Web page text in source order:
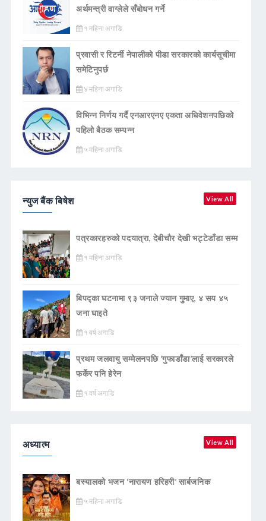
अर्थमन्त्री वाग्लेले सँबोधन गर्ने
१ महिना अगाडि
प्रवासी र रिटर्नी नेपालीको पीडा सरकारको कार्यसूचीमा
समेटिनुपर्छ
४ महिना अगाडि
विभिन्न निर्णय गर्दै एनआरएनए एकता अधिवेशनपछिको
पहिलो बैठक सम्पन्न
५ महिना अगाडि
न्युज बैंक बिषेश View All
पत्रकारहरुको पदयात्रा, देबीचौर देखी भट्टेडाँडा सम्म
१ महिना अगाडि
बिपद्का घटनामा ९३ जनाले ज्यान गुमाए, ४ सय ४५
जना घाइते
१ वर्ष अगाडि
प्रथम जलवायु सम्मेलनपछि ‘गुफाडाँडा’लाई सरकारले
फर्केर पनि हेरेन
१ वर्ष अगाडि
अध्यात्म View All
बस्यालको भजन ‘नारायण हरिहरी’ सार्बजनिक
५ महिना अगाडि